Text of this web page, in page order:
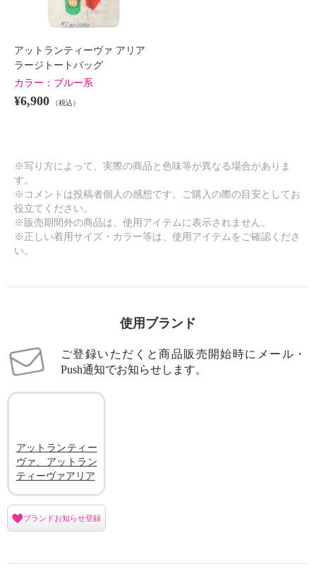
アットランティーヴァ アリア
ラージトートバッグ
カラー： ブルー系
¥6,900 （税込）
※写り方によって、実際の商品と色味等が異なる場合がありま
す。
※コメントは投稿者個人の感想です。ご購入の際の目安としてお
役立てください。
※販売期間外の商品は、使用アイテムに表示されません。
※正しい着用サイズ・カラー等は、使用アイテムをご確認くださ
い。
使用ブランド
ご登録いただくと商品販売開始時にメール・
Push通知でお知らせします。
アットランティー
ヴァ、アットラン
ティーヴァアリア
ブランドお知らせ登録